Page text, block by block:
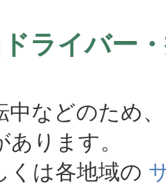
ドライバー
などのため
あります。
は各地域の